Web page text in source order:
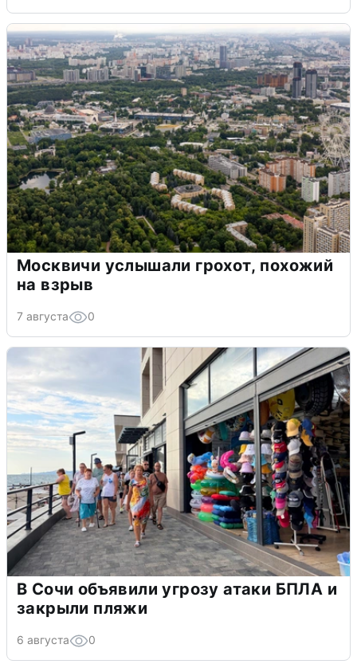
Москвичи услышали грохот, похожий
на взрыв
7 августа 0
В Сочи объявили угрозу атаки БПЛА и
закрыли пляжи
6 августа 0